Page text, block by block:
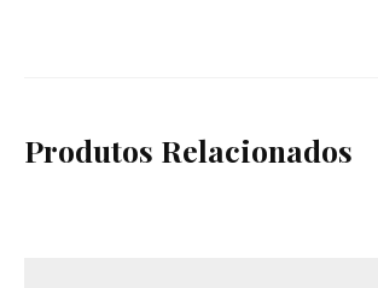
Produtos Relacionados